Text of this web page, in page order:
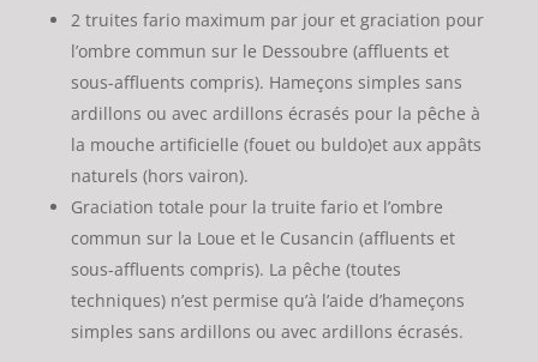
2 truites fario maximum par jour et graciation pour
l’ombre commun sur le Dessoubre (affluents et
sous-affluents compris). Hameçons simples sans
ardillons ou avec ardillons écrasés pour la pêche à
la mouche artificielle (fouet ou buldo)et aux appâts
naturels (hors vairon).
Graciation totale pour la truite fario et l’ombre
commun sur la Loue et le Cusancin (affluents et
sous-affluents compris). La pêche (toutes
techniques) n’est permise qu’à l’aide d’hameçons
simples sans ardillons ou avec ardillons écrasés.